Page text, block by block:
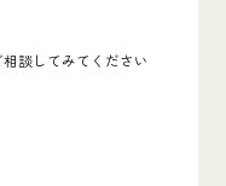
談してみてください